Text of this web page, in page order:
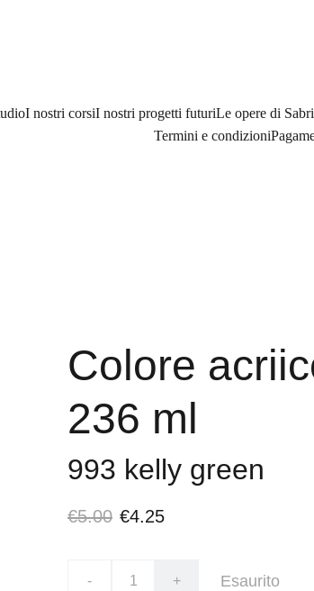
I nostri corsiI nostri progetti futuriLe opere di
Termini e condizioni
Colore
236 ml
993 kelly green
€5.00 €4.25
- + Esaurito